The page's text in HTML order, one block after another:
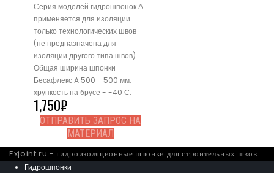
Серия моделей гидрошпонок А
применяется для изоляции
только технологических швов
(не предназначена для
изоляции другого типа швов).
Общая ширина шпонки
Бесафлекс A 500 - 500 мм,
хрупкость на брусе - -40 С.
1,750₽
ОТПРАВИТЬ ЗАПРОС НА
МАТЕРИАЛ
Exjoint.ru - гидроизоляционные шпонки для строительных швов
Гидрошпонки